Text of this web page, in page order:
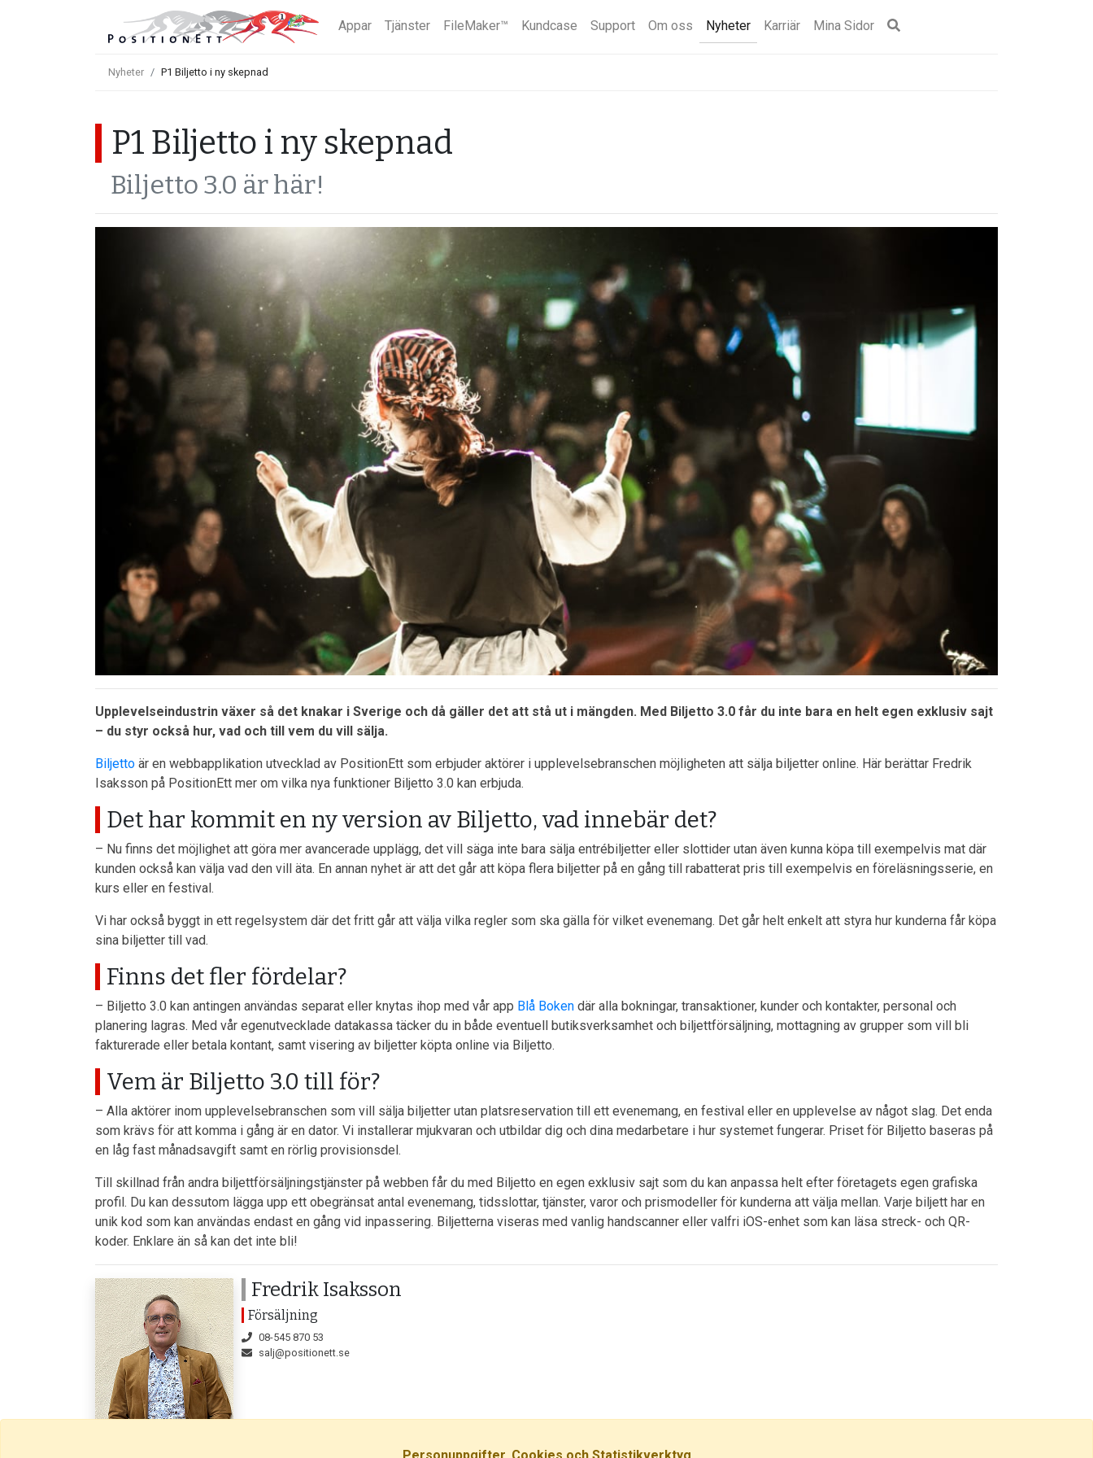
Appar Tjänster FileMaker™ Kundcase Support Om oss Nyheter Karriär Mina Sidor
Nyheter P1 Biljetto i ny skepnad
P1 Biljetto i ny skepnad
Biljetto 3.0 är här!
Upplevelseindustrin växer så det knakar i Sverige och då gäller det att stå ut i mängden. Med Biljetto 3.0 får du inte bara en helt egen exklusiv sajt
– du styr också hur, vad och till vem du vill sälja.
Biljetto är en webbapplikation utvecklad av PositionEtt som erbjuder aktörer i upplevelsebranschen möjligheten att sälja biljetter online. Här berättar Fredrik
Isaksson på PositionEtt mer om vilka nya funktioner Biljetto 3.0 kan erbjuda.
Det har kommit en ny version av Biljetto, vad innebär det?
– Nu finns det möjlighet att göra mer avancerade upplägg, det vill säga inte bara sälja entrébiljetter eller slottider utan även kunna köpa till exempelvis mat där
kunden också kan välja vad den vill äta. En annan nyhet är att det går att köpa flera biljetter på en gång till rabatterat pris till exempelvis en föreläsningsserie, en
kurs eller en festival.
Vi har också byggt in ett regelsystem där det fritt går att välja vilka regler som ska gälla för vilket evenemang. Det går helt enkelt att styra hur kunderna får köpa
sina biljetter till vad.
Finns det fler fördelar?
– Biljetto 3.0 kan antingen användas separat eller knytas ihop med vår app Blå Boken där alla bokningar, transaktioner, kunder och kontakter, personal och
planering lagras. Med vår egenutvecklade datakassa täcker du in både eventuell butiksverksamhet och biljettförsäljning, mottagning av grupper som vill bli
fakturerade eller betala kontant, samt visering av biljetter köpta online via Biljetto.
Vem är Biljetto 3.0 till för?
– Alla aktörer inom upplevelsebranschen som vill sälja biljetter utan platsreservation till ett evenemang, en festival eller en upplevelse av något slag. Det enda
som krävs för att komma i gång är en dator. Vi installerar mjukvaran och utbildar dig och dina medarbetare i hur systemet fungerar. Priset för Biljetto baseras på
en låg fast månadsavgift samt en rörlig provisionsdel.
Till skillnad från andra biljettförsäljningstjänster på webben får du med Biljetto en egen exklusiv sajt som du kan anpassa helt efter företagets egen grafiska
profil. Du kan dessutom lägga upp ett obegränsat antal evenemang, tidsslottar, tjänster, varor och prismodeller för kunderna att välja mellan. Varje biljett har en
unik kod som kan användas endast en gång vid inpassering. Biljetterna viseras med vanlig handscanner eller valfri iOS-enhet som kan läsa streck- och QR-
koder. Enklare än så kan det inte bli!
Fredrik Isaksson
Försäljning
08-545 870 53
salj@positionett.se